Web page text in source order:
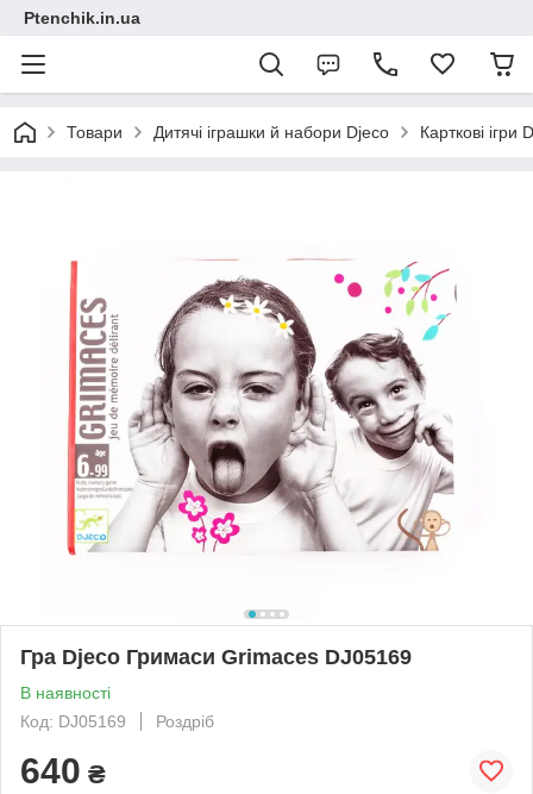
Ptenchik.in.ua
Товари Дитячі іграшки й набори Djeco Карткові ігри
Гра Djeco Гримаси Grimaces DJ05169
В наявності
Код: DJ05169
Роздріб
640 ₴